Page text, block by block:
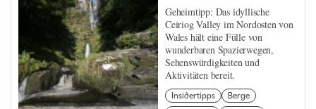
Geheimtipp: Das idyllische
Ceiriog Valley im Nordosten von
Wales hält eine Fülle von
wunderbaren Spazierwegen,
Sehenswürdigkeiten und
Aktivitäten bereit.
Insidertipps
Berge